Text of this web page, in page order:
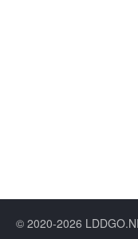
© 2020-2026